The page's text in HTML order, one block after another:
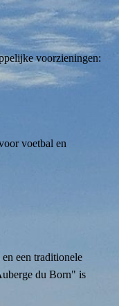
voorzieningen:
voetbal en
een traditionele
du Born" is